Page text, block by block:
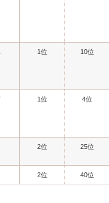
1位 10位
1位 4位
2位 25位
2位 40位